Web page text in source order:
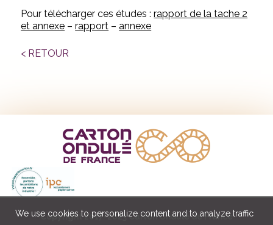
Pour télécharger ces études :rapport de la tache 2
et annexe –rapport –annexe
< RETOUR
Copyright 2017-2023 Carton Ondulé de France
We use cookies to personalize content and to analyze traffic